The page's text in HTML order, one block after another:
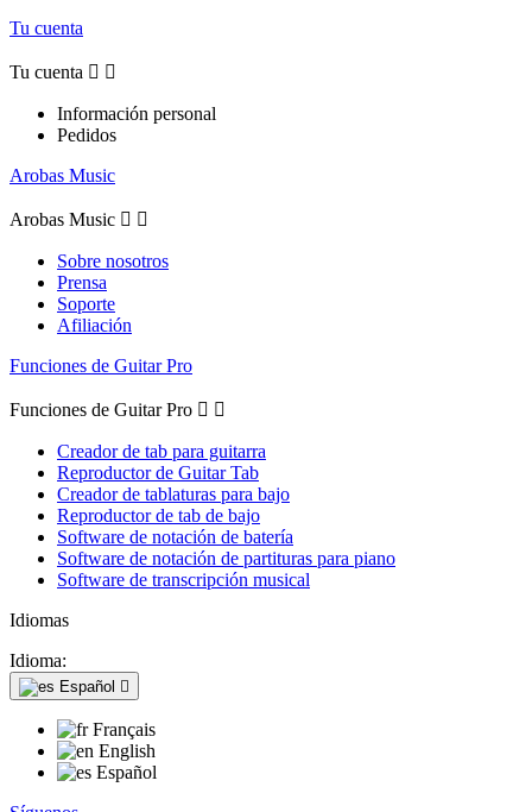
Tu cuenta
Tu cuenta  
Información personal
Pedidos
Arobas Music
Arobas Music  
Sobre nosotros
Prensa
Soporte
Afiliación
Funciones de Guitar Pro
Funciones de Guitar Pro  
Creador de tab para guitarra
Reproductor de Guitar Tab
Creador de tablaturas para bajo
Reproductor de tab de bajo
Software de notación de batería
Software de notación de partituras para piano
Software de transcripción musical
Idiomas
Idioma:
Español 
Français
English
Español